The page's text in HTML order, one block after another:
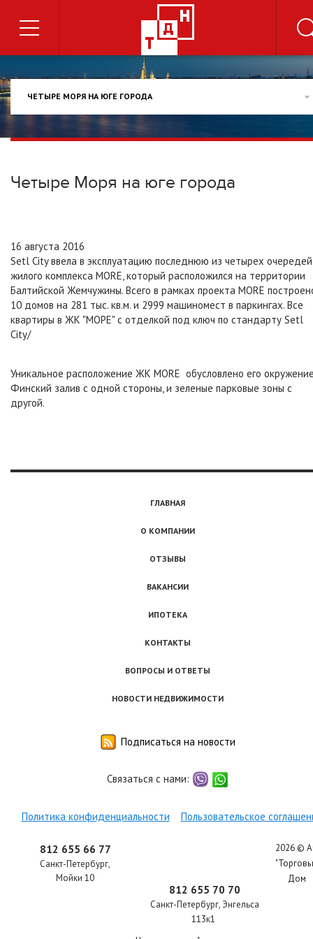
ЧЕТЫРЕ МОРЯ НА ЮГЕ ГОРОДА
Четыре Моря на юге города
16 августа 2016
Setl City ввела в эксплуатацию последнюю из четырех очередей
жилого комплекса MORE, который расположился на территории
Балтийской Жемчужины. Всего в рамках проекта МORE
10 домов на 281 тыс. кв.м. и 2999 машиномест в паркингах. Все
квартиры в ЖК "МОРЕ" с отделкой под ключ по стандарту Setl
City/
Уникальное расположение ЖК MORE обусловлено его
Финский залив с одной стороны, и зеленые парковые зоны с
другой.
ГЛАВНАЯ
О КОМПАНИИ
ОТЗЫВЫ
ВАКАНСИИ
ИПОТЕКА
КОНТАКТЫ
ВОПРОСЫ И ОТВЕТЫ
НОВОСТИ НЕДВИЖИМОСТИ
Подписаться на новости
Связаться с нами:
viber
whatsapp
Политика конфиденциальности Пользовательское
812 655 66 77
Санкт-Петербург,
Мойки 10
812 655 70 70
Санкт-Петербург, Энгельса
113к1
2026 ©
Дом